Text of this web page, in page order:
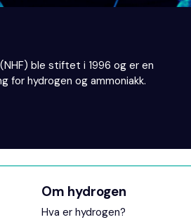
ble stiftet i 1996 og er en
for hydrogen og ammoniakk.
Om hydrogen
Hva er hydrogen?